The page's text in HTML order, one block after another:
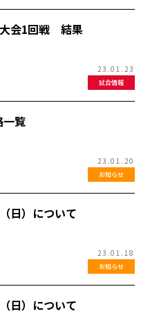
試合情報
23.01.23
会1回戦 結果
お知らせ
23.01.20
一覧
お知らせ
23.01.18
日）について
日）について